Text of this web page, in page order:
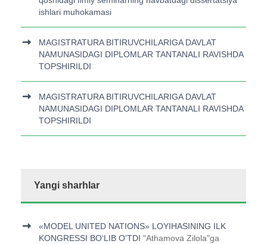
ishlari muhokamasi
MAGISTRATURA BITIRUVCHILARIGA DAVLAT
NAMUNASIDAGI DIPLOMLAR TANTANALI RAVISHDA
TOPSHIRILDI
MAGISTRATURA BITIRUVCHILARIGA DAVLAT
NAMUNASIDAGI DIPLOMLAR TANTANALI RAVISHDA
TOPSHIRILDI
Yangi sharhlar
«MODEL UNITED NATIONS» LOYIHASINING ILK
KONGRESSI BOʻLIB O’TDI "Athamova Zilola"ga